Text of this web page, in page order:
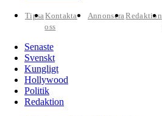
TipsaKontakta
oss
AnnonseraRedaktion
Senaste
Svenskt
Kungligt
Hollywood
Politik
Redaktion